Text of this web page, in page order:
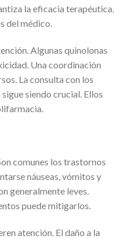
la eficacia terapéutica.
del médico.
Algunas quinolonas
Una coordinación
La consulta con los
siendo crucial. Ellos
comunes los trastornos
náuseas, vómitos y
generalmente leves.
puede mitigarlos.
atención. El daño a la